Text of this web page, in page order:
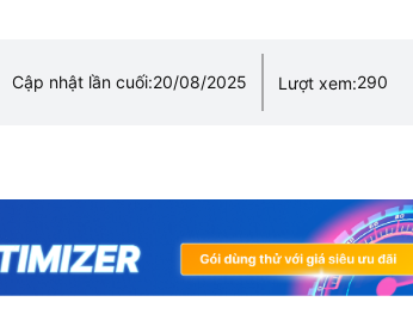
Cập nhật lần cuối:20/08/2025 Lượt xem:290